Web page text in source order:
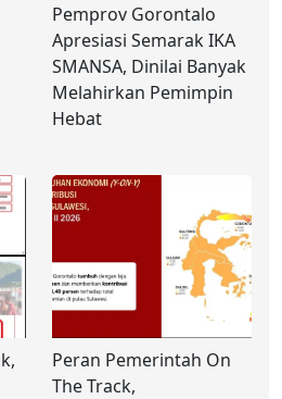
Pemprov Gorontalo
Apresiasi Semarak IKA
SMANSA, Dinilai Banyak
Melahirkan Pemimpin
Hebat
Peran Pemerintah On
The Track,